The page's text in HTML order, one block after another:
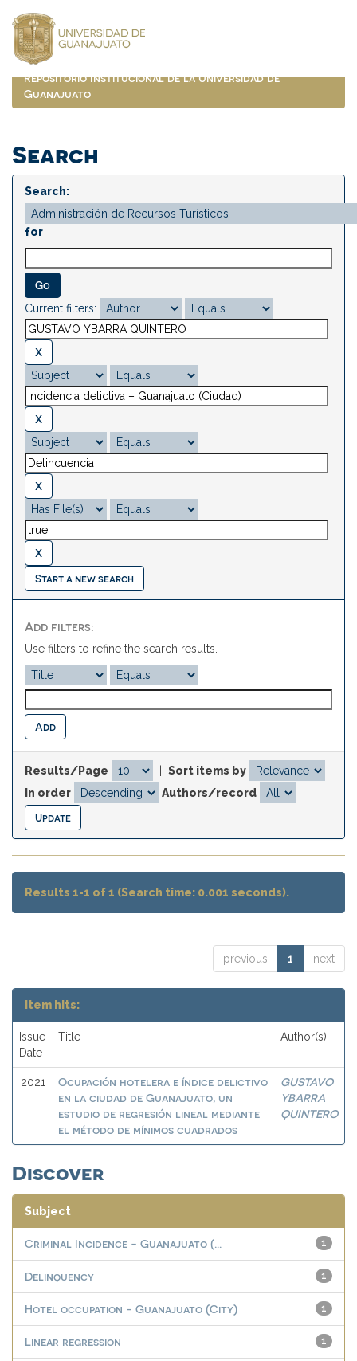
navigation
Repositorio Institucional de la Universidad de
Guanajuato
Search
Search:
for
Current filters:
Start a new search
Add filters:
Use filters to refine the search results.
Results/Page
Sort items by
In order
Authors/record
Results 1-1 of 1 (Search time: 0.001 seconds).
previous 1 next
Item hits:
Issue
Date
Title Author(s)
2021
Ocupación hotelera e índice delictivo
en la ciudad de Guanajuato, un
estudio de regresión lineal mediante
el método de mínimos cuadrados
GUSTAVO
YBARRA
QUINTERO
Discover
Subject
1
Criminal Incidence - Guanajuato (...
1
Delinquency
1
Hotel occupation - Guanajuato (City)
1
Linear regression